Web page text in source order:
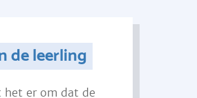
de leerling
het er om dat de